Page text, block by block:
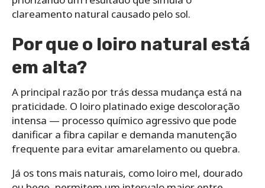
clareamento natural causado pelo sol.
Por que o loiro natural está
em alta?
A principal razão por trás dessa mudança está na
praticidade. O loiro platinado exige descoloração
intensa — processo químico agressivo que pode
danificar a fibra capilar e demanda manutenção
frequente para evitar amarelamento ou quebra.
Já os tons mais naturais, como loiro mel, dourado